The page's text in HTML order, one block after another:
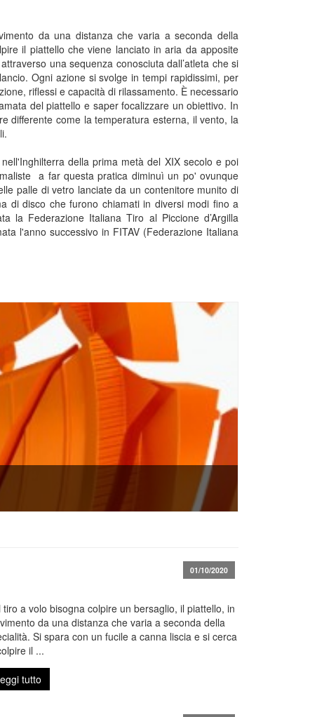
da una distanza che varia a seconda della
il piattello che viene lanciato in aria da apposite
una sequenza conosciuta dall’atleta che si
Ogni azione si svolge in tempi rapidissimi, per
riflessi e capacità di rilassamento. È necessario
del piattello e saper focalizzare un obiettivo. In
differente come la temperatura esterna, il vento, la
della prima metà del XIX secolo e poi
a far questa pratica diminuì un po' ovunque
palle di vetro lanciate da un contenitore munito di
di disco che furono chiamati in diversi modi fino a
la Federazione Italiana Tiro al Piccione d’Argilla
l'anno successivo in FITAV (Federazione Italiana
01/10/2020
tiro a volo bisogna colpire un bersaglio, il piattello, in
da una distanza che varia a seconda della
Si spara con un fucile a canna liscia e si cerca
il ...
tutto